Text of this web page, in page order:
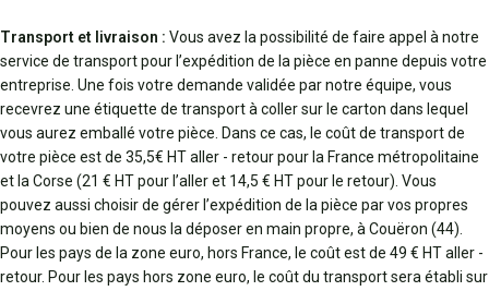
Transport et livraison : Vous avez la possibilité de faire appel à notre
service de transport pour l’expédition de la pièce en panne depuis votre
entreprise. Une fois votre demande validée par notre équipe, vous
recevrez une étiquette de transport à coller sur le carton dans lequel
vous aurez emballé votre pièce. Dans ce cas, le coût de transport de
votre pièce est de 35,5€ HT aller - retour pour la France métropolitaine
et la Corse (21 € HT pour l’aller et 14,5 € HT pour le retour). Vous
pouvez aussi choisir de gérer l’expédition de la pièce par vos propres
moyens ou bien de nous la déposer en main propre, à Couëron (44).
Pour les pays de la zone euro, hors France, le coût est de 49 € HT aller -
retour. Pour les pays hors zone euro, le coût du transport sera établi sur